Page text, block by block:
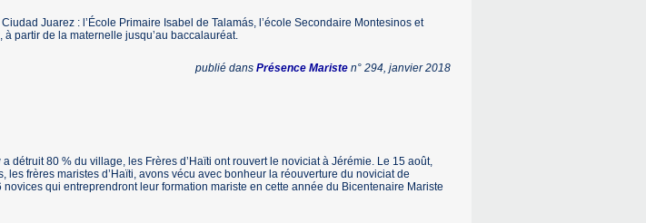
Juarez : l’École Primaire Isabel de Talamás, l’école Secondaire Montesinos et
à partir de la maternelle jusqu’au baccalauréat.
publié dansPrésence Mariste n° 294, janvier 2018
détruit 80 % du village, les Frères d’Haïti ont rouvert le noviciat à Jérémie. Le 15 août,
les frères maristes d’Haïti, avons vécu avec bonheur la réouverture du noviciat de
qui entreprendront leur formation mariste en cette année du Bicentenaire Mariste